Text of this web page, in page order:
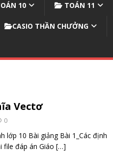
10 TOÁN 11
CASIO THẦN CHƯỞNG
Vectơ
0
lớp 10 Bài giảng Bài 1_Các định
file đáp án Giáo […]